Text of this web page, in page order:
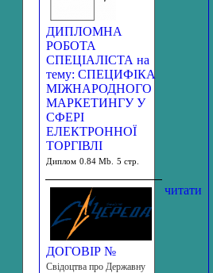
ДИПЛОМНА
РОБОТА
СПЕЦІАЛІСТА на
тему: СПЕЦИФІКА
МІЖНАРОДНОГО
МАРКЕТИНГУ У
СФЕРІ
ЕЛЕКТРОННОЇ
ТОРГІВЛІ
Диплом 0.84 Mb. 5 стр.
ДОГОВІР №
Свідоцтва про Державну
читати